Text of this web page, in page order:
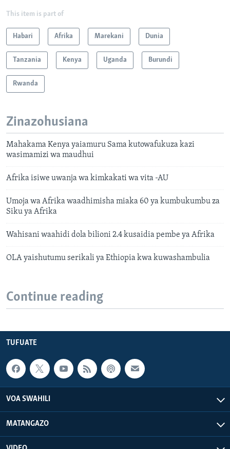
This item is part of
Habari Afrika Marekani Dunia
Tanzania Kenya Uganda Burundi
Rwanda
Zinazohusiana
Mahakama Kenya yaiamuru Sama kutowafukuza kazi
wasimamizi wa maudhui
Afrika isiwe uwanja wa kimkakati wa vita -AU
Umoja wa Afrika waadhimisha miaka 60 ya kumbukumbu za
Siku ya Afrika
Wahisani waahidi dola bilioni 2.4 kusaidia pembe ya Afrika
OLA yaishutumu serikali ya Ethiopia kwa kuwashambulia
Continue reading
TUFUATE
VOA SWAHILI
MATANGAZO